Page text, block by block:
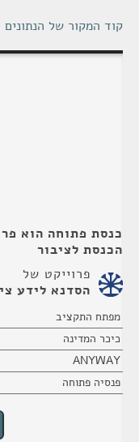
קוד המקור של הנתונים
כנסת פתוחה הוא
הכנסת לציבור
פרוייקט של
הסדנא לידע
מפתח התקציב
כיכר המדינה
ANYWAY
פנסיה פתוחה